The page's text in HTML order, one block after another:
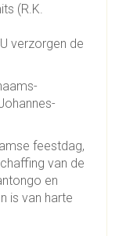
(R.K.
verzorgen de
feestdag,
van de
en
is van harte